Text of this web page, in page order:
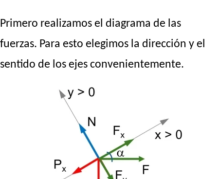
Primero realizamos el diagrama de las
fuerzas. Para esto elegimos la dirección y el
sentido de los ejes convenientemente.